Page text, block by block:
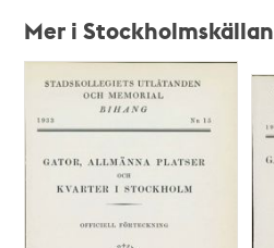
Mer i Stockholmskällan
och